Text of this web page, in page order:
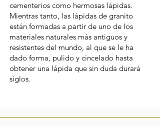
cementerios como hermosas lápidas.
Mientras tanto, las lápidas de granito
están formadas a partir de uno de los
materiales naturales más antiguos y
resistentes del mundo, al que se le ha
dado forma, pulido y cincelado hasta
obtener una lápida que sin duda durará
siglos.